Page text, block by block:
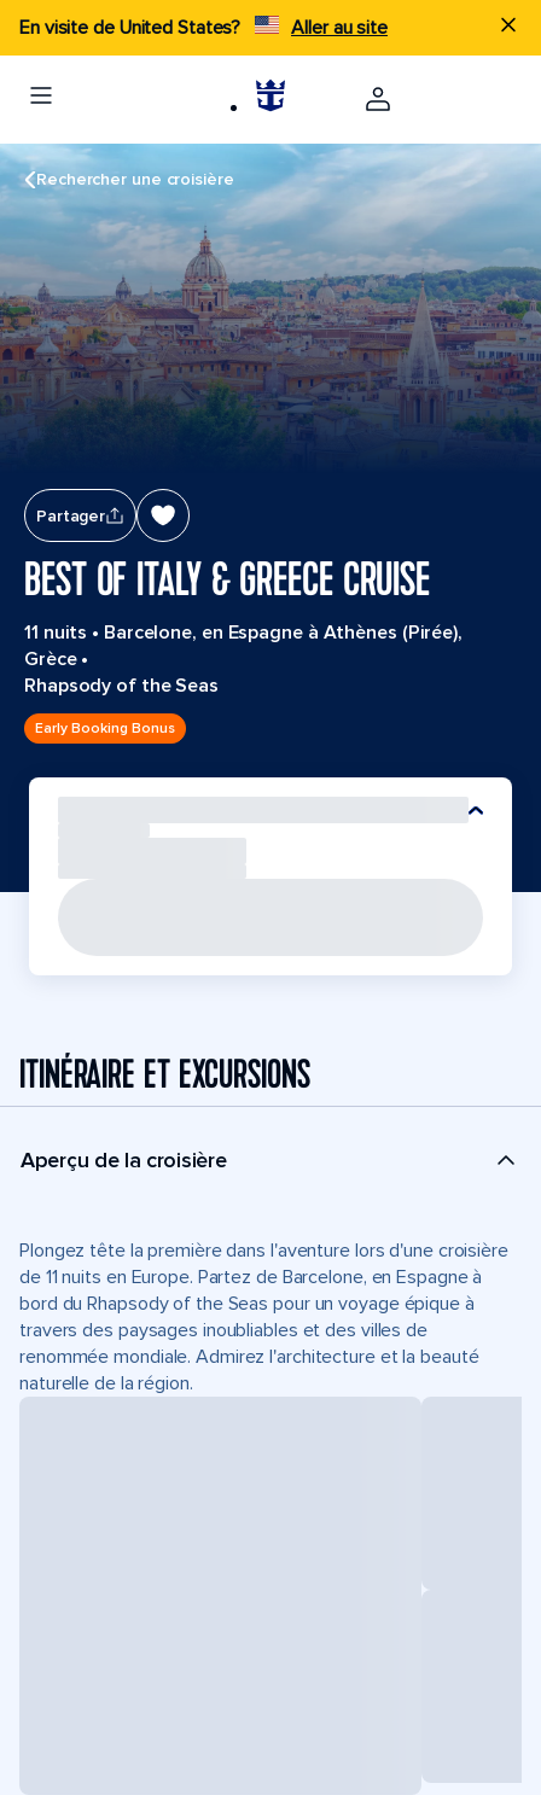
En visite de United States? Aller au site
Rechercher une croisière
Partager
BEST OF ITALY & GREECE CRUISE
11 nuits • Barcelone, en Espagne à Athènes (Pirée),
Grèce•
Rhapsody of the Seas
Early Booking Bonus
ITINÉRAIRE ET EXCURSIONS
Aperçu de la croisière
Plongez tête la première dans l'aventure lors d'une croisière
de 11 nuits en Europe. Partez de Barcelone, en Espagne à
bord du Rhapsody of the Seas pour un voyage épique à
travers des paysages inoubliables et des villes de
renommée mondiale. Admirez l'architecture et la beauté
naturelle de la région.